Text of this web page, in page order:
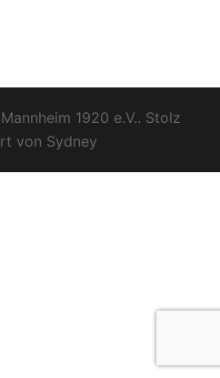
1920 e.V.. Stolz
von Sydney